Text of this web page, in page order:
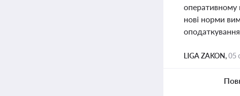
оперативному
нові норми
LIGA ZAKON,05